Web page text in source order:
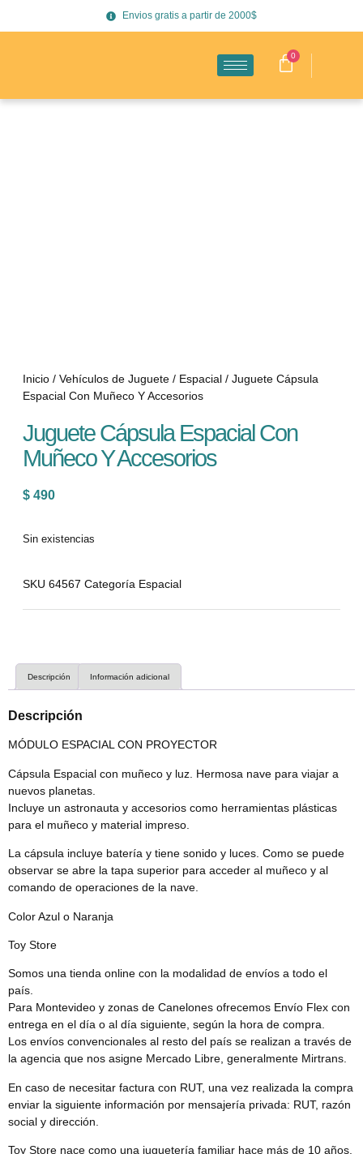
Envios gratis a partir de 2000$
0
Inicio / Vehículos de Juguete / Espacial / Juguete Cápsula
Espacial Con Muñeco Y Accesorios
Juguete Cápsula Espacial Con
Muñeco Y Accesorios
$ 490
Sin existencias
SKU 64567 Categoría Espacial
Descripción Información adicional
Descripción
MÓDULO ESPACIAL CON PROYECTOR
Cápsula Espacial con muñeco y luz. Hermosa nave para viajar a
nuevos planetas.
Incluye un astronauta y accesorios como herramientas plásticas
para el muñeco y material impreso.
La cápsula incluye batería y tiene sonido y luces. Como se puede
observar se abre la tapa superior para acceder al muñeco y al
comando de operaciones de la nave.
Color Azul o Naranja
Toy Store
Somos una tienda online con la modalidad de envíos a todo el
país.
Para Montevideo y zonas de Canelones ofrecemos Envío Flex con
entrega en el día o al día siguiente, según la hora de compra.
Los envíos convencionales al resto del país se realizan a través de
la agencia que nos asigne Mercado Libre, generalmente Mirtrans.
En caso de necesitar factura con RUT, una vez realizada la compra
enviar la siguiente información por mensajería privada: RUT, razón
social y dirección.
Toy Store nace como una juguetería familiar hace más de 10 años.